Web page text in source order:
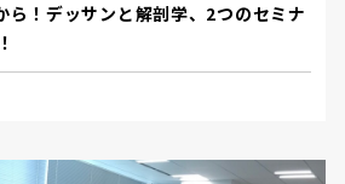
ら！デッサンと解剖学、2つのセミナ